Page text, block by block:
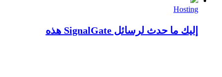
Hosting
إليك ما حدث لرسائل SignalGate هذه